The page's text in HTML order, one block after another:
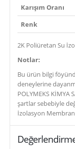
Karışım Oranı
Renk
2K Poliüretan Su
Notlar:
Bu ürün bilgi
deneylerine
POLYMEKS KİMYA
şartlar sebebiyle
İzolasyon